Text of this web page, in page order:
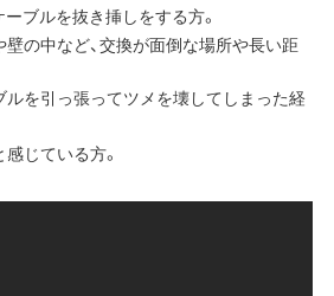
ブルを抜き挿しをする方。
の中など、交換が面倒な場所や長い距
を引っ張ってツメを壊してしまった経
じている方。